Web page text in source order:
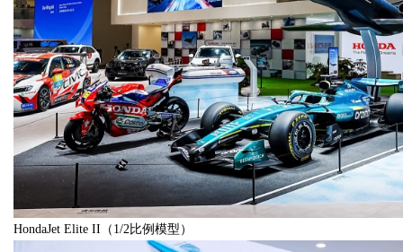
HondaJet Elite II（1/2比例模型）